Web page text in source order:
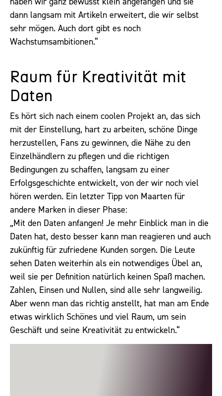
dann langsam mit Artikeln erweitert, die wir selbst
sehr mögen. Auch dort gibt es noch
Wachstumsambitionen.“
Raum für Kreativität mit
Daten
Es hört sich nach einem coolen Projekt an, das sich
mit der Einstellung, hart zu arbeiten, schöne Dinge
herzustellen, Fans zu gewinnen, die Nähe zu den
Einzelhändlern zu pflegen und die richtigen
Bedingungen zu schaffen, langsam zu einer
Erfolgsgeschichte entwickelt, von der wir noch viel
hören werden. Ein letzter Tipp von Maarten für
andere Marken in dieser Phase:
„Mit den Daten anfangen! Je mehr Einblick man in die
Daten hat, desto besser kann man reagieren und auch
zukünftig für zufriedene Kunden sorgen. Die Leute
sehen Daten weiterhin als ein notwendiges Übel an,
weil sie per Definition natürlich keinen Spaß machen.
Zahlen, Einsen und Nullen, sind alle sehr langweilig.
Aber wenn man das richtig anstellt, hat man am Ende
etwas wirklich Schönes und viel Raum, um sein
Geschäft und seine Kreativität zu entwickeln.“